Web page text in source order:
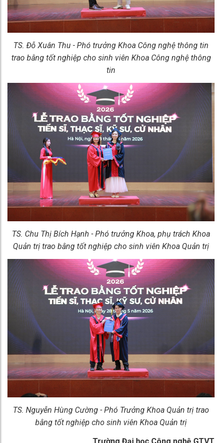
TS. Đỗ Xuân Thu - Phó trưởng Khoa Công nghệ thông tin
trao bằng tốt nghiệp cho sinh viên Khoa Công nghệ thông
tin
TS. Chu Thị Bích Hạnh - Phó trưởng Khoa, phụ trách Khoa
Quản trị trao bằng tốt nghiệp cho sinh viên Khoa Quản trị
TS. Nguyễn Hùng Cường - Phó Trưởng Khoa Quản trị trao
bằng tốt nghiệp cho sinh viên Khoa Quản trị